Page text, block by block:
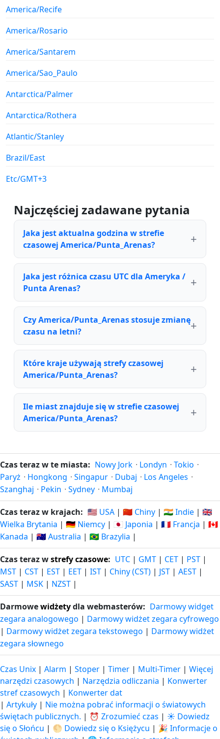
America/Recife
America/Rosario
America/Santarem
America/Sao_Paulo
Antarctica/Palmer
Antarctica/Rothera
Atlantic/Stanley
Brazil/East
Etc/GMT+3
Najczęściej zadawane pytania
Jaka jest aktualna godzina w strefie
czasowej America/Punta_Arenas?
Jaka jest różnica czasu UTC dla Ameryka /
Punta Arenas?
Czy America/Punta_Arenas stosuje zmianę
czasu na letni?
Które kraje używają strefy czasowej
America/Punta_Arenas?
Ile miast znajduje się w strefie czasowej
America/Punta_Arenas?
Czas teraz w te miasta: Nowy Jork · Londyn · Tokio ·
Paryż · Hongkong · Singapur · Dubaj · Los Angeles ·
Szanghaj · Pekin · Sydney · Mumbaj
Czas teraz w krajach: 🇺🇸 USA | 🇨🇳 Chiny | 🇮🇳 Indie | 🇬🇧
Wielka Brytania | 🇩🇪 Niemcy | 🇯🇵 Japonia | 🇫🇷 Francja | 🇨🇦
Kanada | 🇦🇺 Australia | 🇧🇷 Brazylia |
Czas teraz wstrefy czasowe: UTC | GMT | CET | PST |
MST | CST | EST | EET | IST | Chiny (CST) | JST | AEST |
SAST | MSK | NZST |
Darmowewidżetydla webmasterów: Darmowy widget
zegara analogowego | Darmowy widżet zegara cyfrowego
| Darmowy widżet zegara tekstowego | Darmowy widżet
zegara słownego
Czas Unix | Alarm | Stoper | Timer | Multi-Timer | Więcej
narzędzi czasowych | Narzędzia odliczania | Konwerter
stref czasowych | Konwerter dat
| Artykuły | Nie można pobrać informacji o światowych
świętach publicznych. | ⏰ Zrozumieć czas | ☀️ Dowiedz
się o Słońcu | 🌕 Dowiedz się o Księżycu | 🎉 Informacje o